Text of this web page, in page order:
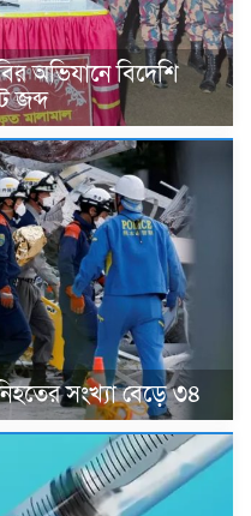
অভিযানে বিদেশি
জব্দ
সংখ্যা বেড়ে ৩৪